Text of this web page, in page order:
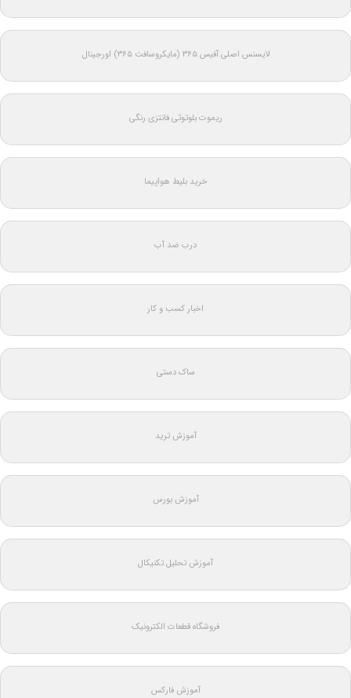
لایسنس اصلی آفیس ۳۶۵ (مایکروسافت ۳۶۵) اورجینال
ریموت بلوتوثی فانتزی رنگی
خرید بلیط هواپیما
درب ضد آب
اخبار کسب و کار
ساک دستی
آموزش ترید
آموزش بورس
آموزش تحلیل تکنیکال
فروشگاه قطعات الکترونیک
آموزش فارکس